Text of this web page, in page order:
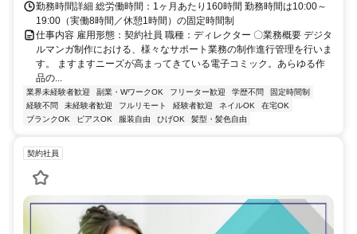
勤務時間詳細 総労働時間：1ヶ月あたり160時間 勤務時間は10:00～
19:00（実働8時間／休憩1時間）の固定時間制
仕事内容 雇用形態：契約社員 職種：ディレクター 〇業務概要 デジタ
ルマンガ制作における、様々なサポート業務の制作進行管理を行いま
す。 ますますニーズが高まってきている電子コミック。あらゆる作
品の...
業界未経験者歓迎 副業・WワークOK フリーター歓迎 学歴不問
固定時間制
経験不問
未経験者歓迎 フルリモート 経験者歓迎 ネイルOK
在宅OK
ブランクOK
ピアスOK 服装自由 ひげOK 髪型・髪色自由
契約社員